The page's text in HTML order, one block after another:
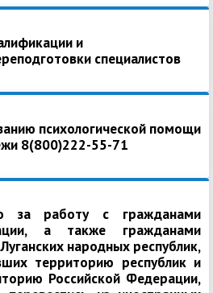
и
специалистов
психологической помощи
8(800)222-55-71
за работу с гражданами
а также гражданами
народных республик,
территорию республик и
Российской Федерации,